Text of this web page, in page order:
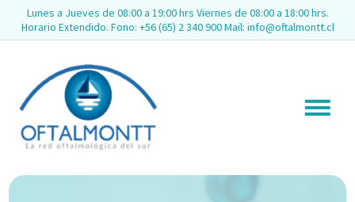
Lunes a Jueves de 08:00 a 19:00 hrs Viernes de 08:00 a 18:00 hrs.
Horario Extendido. Fono: +56 (65) 2 340 900 Mail: info@oftalmontt.cl